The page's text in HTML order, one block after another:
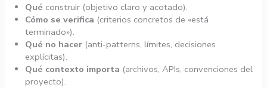
Qué construir (objetivo claro y acotado).
Cómo se verifica (criterios concretos de «está
terminado»).
Qué no hacer (anti-patterns, límites, decisiones
explícitas).
Qué contexto importa (archivos, APIs, convenciones del
proyecto).